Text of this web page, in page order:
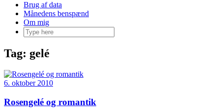
Brug af data
Månedens benspænd
Om mig
Tag: gelé
6. oktober 2010
Rosengelé og romantik